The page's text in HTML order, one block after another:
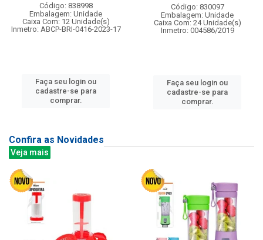
Código: 838998
Embalagem: Unidade
Caixa Com: 12 Unidade(s)
Inmetro: ABCP-BRI-0416-2023-17
Faça seu login ou
cadastre-se para
comprar.
Código: 830097
Embalagem: Unidade
Caixa Com: 24 Unidade(s)
Inmetro: 004586/2019
Faça seu login ou
cadastre-se para
comprar.
Confira as Novidades
Veja mais